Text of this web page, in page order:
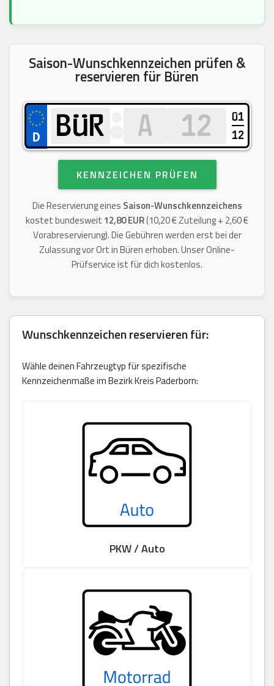
Saison-Wunschkennzeichen prüfen &
reservieren für Büren
01
12
KENNZEICHEN PRÜFEN
Die Reservierung eines Saison-Wunschkennzeichens
kostet bundesweit 12,80 EUR(10,20 € Zuteilung + 2,60 €
Vorabreservierung). Die Gebühren werden erst bei der
Zulassung vor Ort in Büren erhoben. Unser Online-
Prüfservice ist für dich kostenlos.
Wunschkennzeichen reservieren für:
Wähle deinen Fahrzeugtyp für spezifische
Kennzeichenmaße im Bezirk Kreis Paderborn:
PKW / Auto